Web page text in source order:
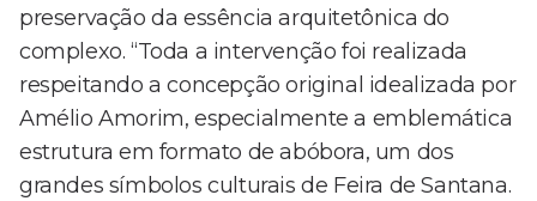
preservação da essência arquitetônica do
complexo. “Toda a intervenção foi realizada
respeitando a concepção original idealizada por
Amélio Amorim, especialmente a emblemática
estrutura em formato de abóbora, um dos
grandes símbolos culturais de Feira de Santana.